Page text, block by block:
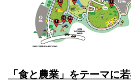
「食と農業」をテーマに